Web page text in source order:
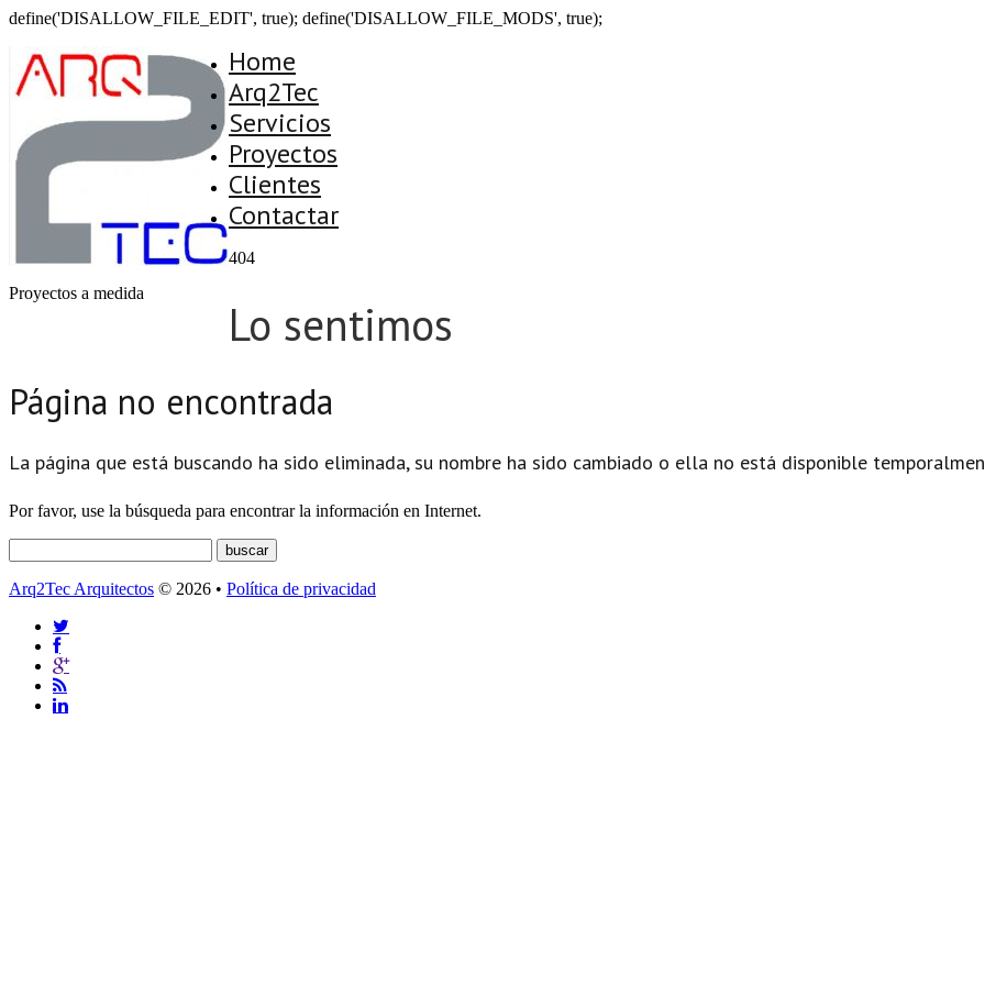
define('DISALLOW_FILE_EDIT', true); define('DISALLOW_FILE_MODS', true);
Proyectos a medida
Home
Arq2Tec
Servicios
Proyectos
Clientes
Contactar
404
Lo sentimos
Página no encontrada
La página que está buscando ha sido eliminada, su nombre ha sido cambiado o ella no está disponible
Por favor, use la búsqueda para encontrar la información en Internet.
Arq2Tec Arquitectos © 2026 • Política de privacidad